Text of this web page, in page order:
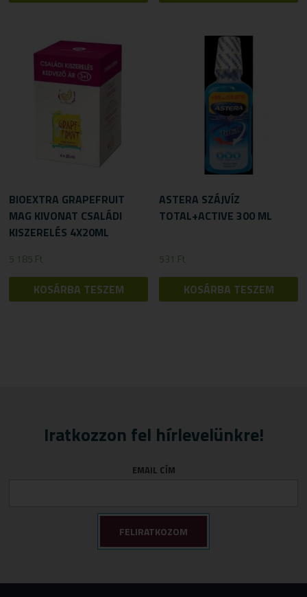
BIOEXTRA GRAPEFRUIT
MAG KIVONAT CSALÁDI
KISZERELÉS 4X20ML
5 185 Ft
KOSÁRBA TESZEM
ASTERA SZÁJVÍZ
TOTAL+ACTIVE 300 ML
531 Ft
KOSÁRBA TESZEM
Iratkozzon fel hírlevelünkre!
EMAIL CÍM